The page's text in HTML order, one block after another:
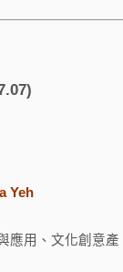
Yeh
應用、文化創意產